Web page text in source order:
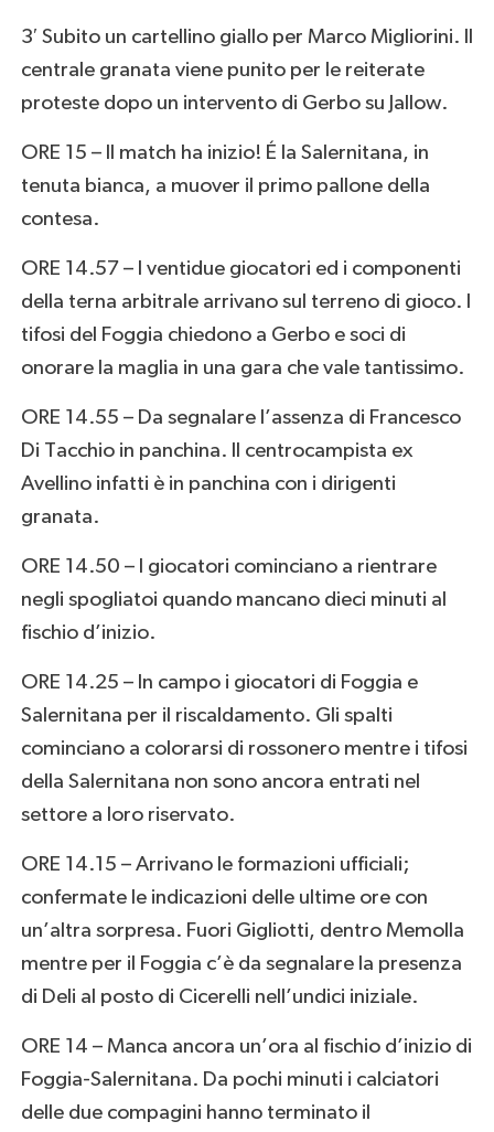
3′ Subito un cartellino giallo per Marco Migliorini. Il
centrale granata viene punito per le reiterate
proteste dopo un intervento di Gerbo su Jallow.
ORE 15 – Il match ha inizio! É la Salernitana, in
tenuta bianca, a muover il primo pallone della
contesa.
ORE 14.57 – I ventidue giocatori ed i componenti
della terna arbitrale arrivano sul terreno di gioco. I
tifosi del Foggia chiedono a Gerbo e soci di
onorare la maglia in una gara che vale tantissimo.
ORE 14.55 – Da segnalare l’assenza di Francesco
Di Tacchio in panchina. Il centrocampista ex
Avellino infatti è in panchina con i dirigenti
granata.
ORE 14.50 – I giocatori cominciano a rientrare
negli spogliatoi quando mancano dieci minuti al
fischio d’inizio.
ORE 14.25 – In campo i giocatori di Foggia e
Salernitana per il riscaldamento. Gli spalti
cominciano a colorarsi di rossonero mentre i tifosi
della Salernitana non sono ancora entrati nel
settore a loro riservato.
ORE 14.15 – Arrivano le formazioni ufficiali;
confermate le indicazioni delle ultime ore con
un’altra sorpresa. Fuori Gigliotti, dentro Memolla
mentre per il Foggia c’è da segnalare la presenza
di Deli al posto di Cicerelli nell’undici iniziale.
ORE 14 – Manca ancora un’ora al fischio d’inizio di
Foggia-Salernitana. Da pochi minuti i calciatori
delle due compagini hanno terminato il